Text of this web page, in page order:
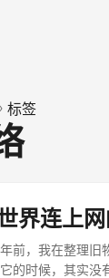
标签
界连上
前，我在整理旧
的时候，其实没